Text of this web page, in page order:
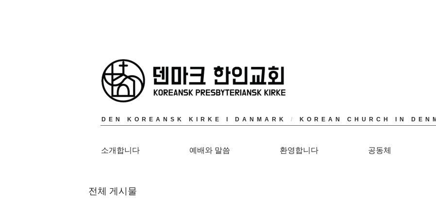
DEN KOREANSK KIRKE I DANMARK / KOREAN CHURCH IN
소개합니다 예배와 말씀 환영합니다 공동체
전체 게시물